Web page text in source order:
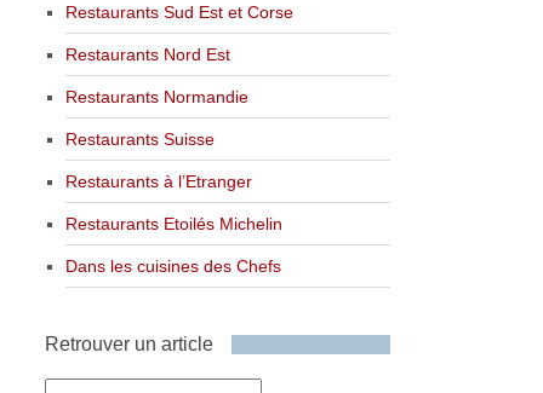
Restaurants Sud Est et Corse
Restaurants Nord Est
Restaurants Normandie
Restaurants Suisse
Restaurants à l’Etranger
Restaurants Etoilés Michelin
Dans les cuisines des Chefs
Retrouver un article